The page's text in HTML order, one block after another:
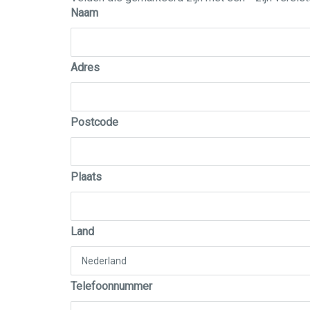
Naam
Adres
Postcode
Plaats
Land
Telefoonnummer